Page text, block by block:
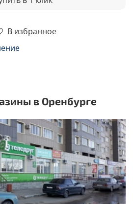
В избранное
в Оренбурге